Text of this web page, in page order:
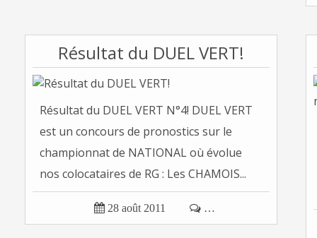
Résultat du DUEL VERT!
Résultat du DUEL VERT N°4! DUEL VERT
est un concours de pronostics sur le
championnat de NATIONAL où évolue
nos colocataires de RG : Les CHAMOIS...
 28 août 2011  …